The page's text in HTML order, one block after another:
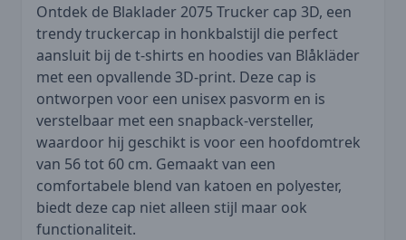
Ontdek de Blaklader 2075 Trucker cap 3D, een
trendy truckercap in honkbalstijl die perfect
aansluit bij de t-shirts en hoodies van Blåkläder
met een opvallende 3D-print. Deze cap is
ontworpen voor een unisex pasvorm en is
verstelbaar met een snapback-versteller,
waardoor hij geschikt is voor een hoofdomtrek
van 56 tot 60 cm. Gemaakt van een
comfortabele blend van katoen en polyester,
biedt deze cap niet alleen stijl maar ook
functionaliteit.